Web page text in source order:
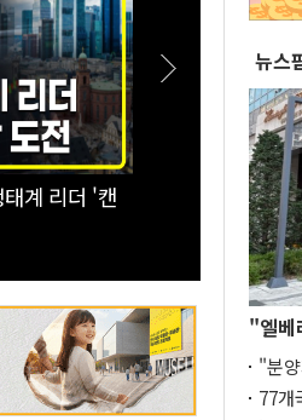
이는 '전기
[스팟Live] *
면!"...李대
26.08.07 국
원회 전체회의
뉴스
"엘베
"분
77개